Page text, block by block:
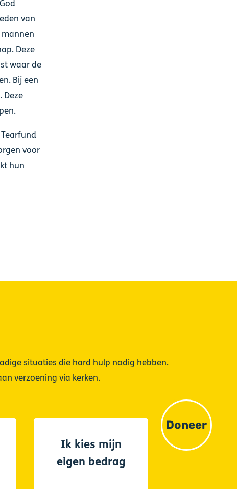
Doneer
van
Deze
waar de
Bij een
Deze
voor
hun
situaties die hard hulp nodig hebben.
verzoening via kerken.
Ik kies mijn
eigen bedrag